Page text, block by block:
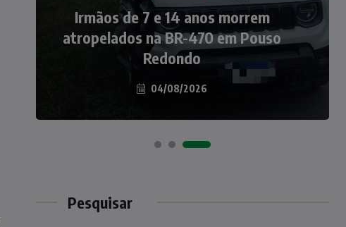
Irmãos de 7 e 14 anos morrem
atropelados na BR-470 em Pouso
Redondo
04/08/2026
Nádia Menegazzi leva o nome de
Taió ao palco do Programa Silvio
Santos
07/08/2026
Pesquisar